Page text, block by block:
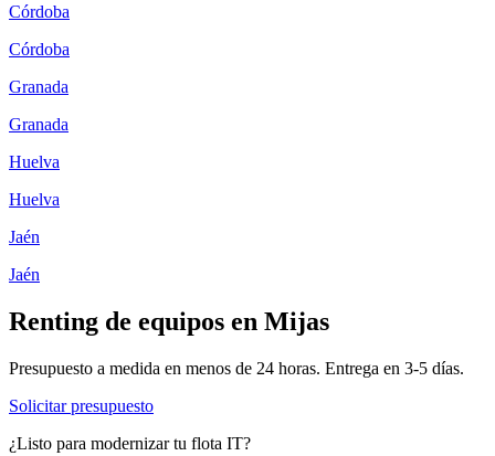
Córdoba
Córdoba
Granada
Granada
Huelva
Huelva
Jaén
Jaén
Renting de equipos en Mijas
Presupuesto a medida en menos de 24 horas. Entrega en 3-5 días.
Solicitar presupuesto
¿Listo para modernizar tu flota IT?